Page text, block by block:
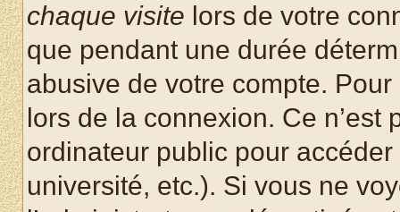
chaque visite lors de votre
que pendant une durée
abusive de votre compte.
lors de la connexion. Ce
ordinateur public pour
université, etc.). Si vous ne